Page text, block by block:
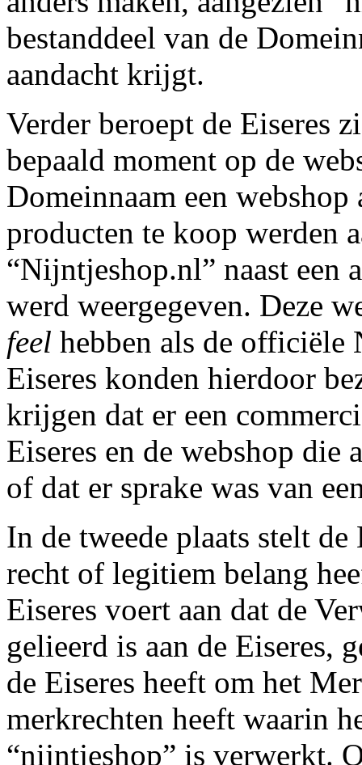
bestanddeel van de
aandacht krijgt.
Verder beroept de Eiseres
bepaald moment op de
Domeinnaam een
producten te koop werden
“Nijntjeshop.nl” naast een
werd weergegeven. Deze
feel hebben als de officiële
Eiseres konden hierdoor
krijgen dat er een
Eiseres en de webshop die
of dat er sprake was van
In de tweede plaats stelt de
recht of legitiem belang
Eiseres voert aan dat de
gelieerd is aan de Eiseres,
de Eiseres heeft om het
merkrechten heeft waarin
“nijntjeshop” is verwerkt.